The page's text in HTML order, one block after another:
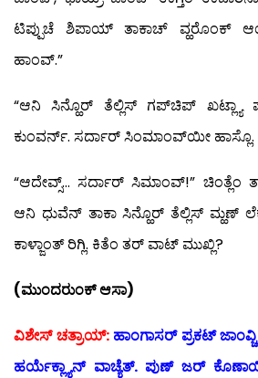
ಟಿಪ್ಪುಚೆ ಶಿಪಾಯ್ ತಾಕಾಚ್ ವ್ಹರೊಂಕ್
ಹಾಂವ್.”
“ಆನಿ ಸಿನ್ಹೊರ್ ತೆಲ್ಲಿಸ್ ಗಪ್‍ಚಿಪ್ ಖಟ್ಲ್ಯಾ
ಕುಂವರ್ನ್. ಸರ್ದಾರ್ ಸಿಂಮಾಂವ್‍ಯೀ ಹಾಸ್ಲೊ.
“ಆದೇವ್ಸ್… ಸರ್ದಾರ್ ಸಿಮಾಂವ್!” ಚಿಂತ್ಲೆಂ
ಆನಿ ಧುವೆನ್ ತಾಕಾ ಸಿನ್ಹೊರ್ ತೆಲ್ಲಿಸ್ ಮ್ಹಣ್
ಕಾಳ್ಜಾಂತ್ ರಿಗ್ಲಿ. ಕಿತೆಂ ತರ್ ವಾಟ್ ಮುಖ್ಲಿ?
(ಮುಂದರುಂಕ್ ಆಸಾ)
ವಿಶೇಸ್ ಚತ್ರಾಯ್:ಹಾಂಗಾಸರ್ ಪ್ರಕಟ್ ಜಾಂವ್ಚಿ
ಹರ್ಯೆಕ್ಲ್ಯಾನ್ ವಾಚ್ಯೆತ್. ಪುಣ್ ಜರ್